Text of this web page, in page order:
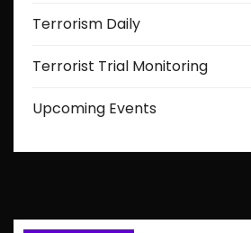
Terrorism Daily
Terrorist Trial Monitoring
Upcoming Events